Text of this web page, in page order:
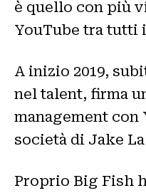
è quello con più
YouTube tra tutti
A inizio 2019,
nel talent, firma
management con
società di Jake
Proprio Big Fish